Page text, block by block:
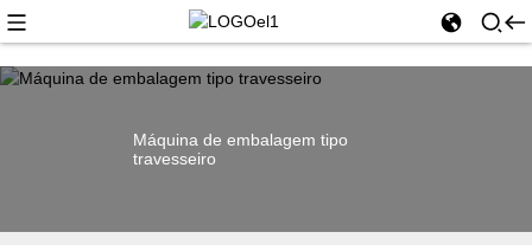
Máquina de embalagem tipo
travesseiro